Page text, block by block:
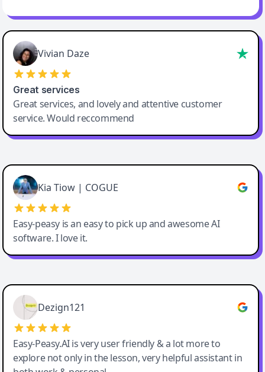
Vivian Daze
Great services
Great services, and lovely and attentive customer
service. Would reccommend
Cody Crabb
Great service, Best AI tool
Kia Tiow | COGUE
Easy-peasy is an easy to pick up and awesome AI
software. I love it.
Easy-Peasy AI
Dezign121
Easy-Peasy.AI is very user friendly & a lot more to
explore not only in the lesson, very helpful assistant in